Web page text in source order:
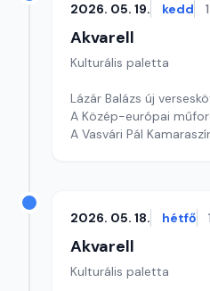
2026. 05. 19. kedd
Akvarell
Kulturális paletta
Lázár Balázs új
A Közép-európai
A Vasvári Pál
2026. 05. 18. hétfő
Akvarell
Kulturális paletta